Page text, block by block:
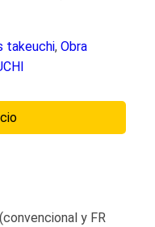
takeuchi, Obra
y FR